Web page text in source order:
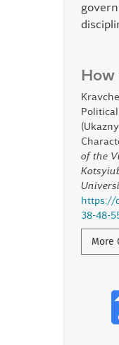
How
of the
https://
38-48-
More